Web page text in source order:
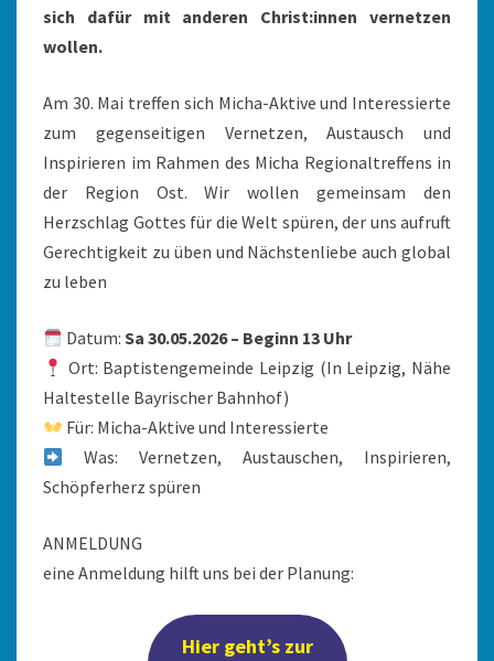
sich dafür mit anderen Christ:innen vernetzen
wollen.
Am 30. Mai treffen sich Micha-Aktive und Interessierte
zum gegenseitigen Vernetzen, Austausch und
Inspirieren im Rahmen des Micha Regionaltreffens in
der Region Ost. Wir wollen gemeinsam den
Herzschlag Gottes für die Welt spüren, der uns aufruft
Gerechtigkeit zu üben und Nächstenliebe auch global
zu leben
Datum:Sa 30.05.2026 – Beginn 13 Uhr
Ort: Baptistengemeinde Leipzig (In Leipzig, Nähe
Haltestelle Bayrischer Bahnhof)
Für: Micha-Aktive und Interessierte
Was: Vernetzen, Austauschen, Inspirieren,
Schöpferherz spüren
ANMELDUNG
eine Anmeldung hilft uns bei der Planung:
Hier geht’s zur